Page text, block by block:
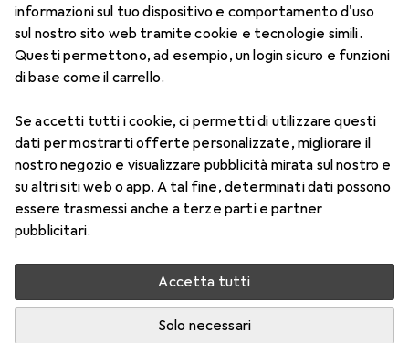
informazioni sul tuo dispositivo e comportamento d'uso
sul nostro sito web tramite cookie e tecnologie simili.
Questi permettono, ad esempio, un login sicuro e funzioni
di base come il carrello.
Se accetti tutti i cookie, ci permetti di utilizzare questi
dati per mostrarti offerte personalizzate, migliorare il
nostro negozio e visualizzare pubblicità mirata sul nostro e
su altri siti web o app. A tal fine, determinati dati possono
essere trasmessi anche a terze parti e partner
pubblicitari.
Accetta tutti
Solo necessari
1 Immagine
Air Optix HydraGlyde per
-8.5, Obiettivo mensile, 6 pz., Torico
Prezzo in EUR IVA incl.
EUR
49,16 EUR
8,20/1pz.
Consegna tra lun, 17/8 e mer, 19/8
Più di 10 pezzi in stock presso il fornitore